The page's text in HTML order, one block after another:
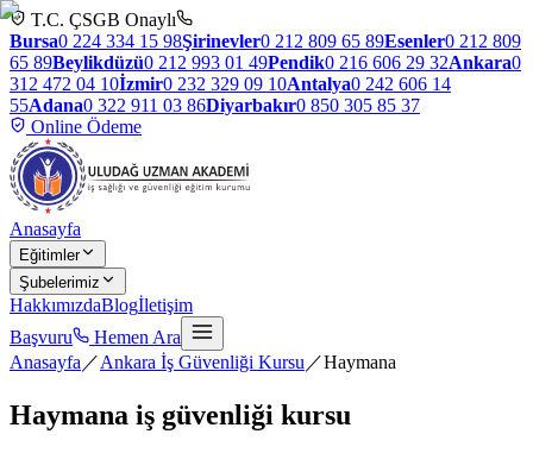
T.C. ÇSGB Onaylı
Bursa0 224 334 15 98Şirinevler0 212 809 65 89Esenler0 212 809
65 89Beylikdüzü0 212 993 01 49Pendik0 216 606 29 32Ankara0
312 472 04 10İzmir0 232 329 09 10Antalya0 242 606 14
55Adana0 322 911 03 86Diyarbakır0 850 305 85 37
Online Ödeme
Anasayfa
Eğitimler
Şubelerimiz
HakkımızdaBlogİletişim
Başvuru
Hemen Ara
Anasayfa ／Ankara İş Güvenliği Kursu ／Haymana
Haymana iş güvenliği kursu